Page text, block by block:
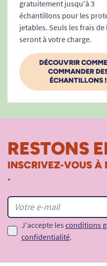
et change en
Technologie
efficacement les
Matériaux
respirants :
Lot de 30
Convient
spécial : Comment
Retrouvez également :
- Les solutions pour
Voir tous les produits
gratuitement jusqu'à 3
échantillons pour les
jetables. Seuls les frais
seront à votre charge.
DÉCOUVRIR
COMMANDER
ÉCHANTILLONS !
RESTONS
INSCRIVEZ-VOUS À
*
J'accepte les conditions
confidentialité.